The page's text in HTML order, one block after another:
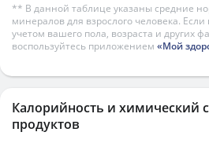
** В данной таблице указаны средние
минералов для взрослого человека.
учетом вашего пола, возраста и других
воспользуйтесь приложением «Мой
Калорийность и химический
продуктов